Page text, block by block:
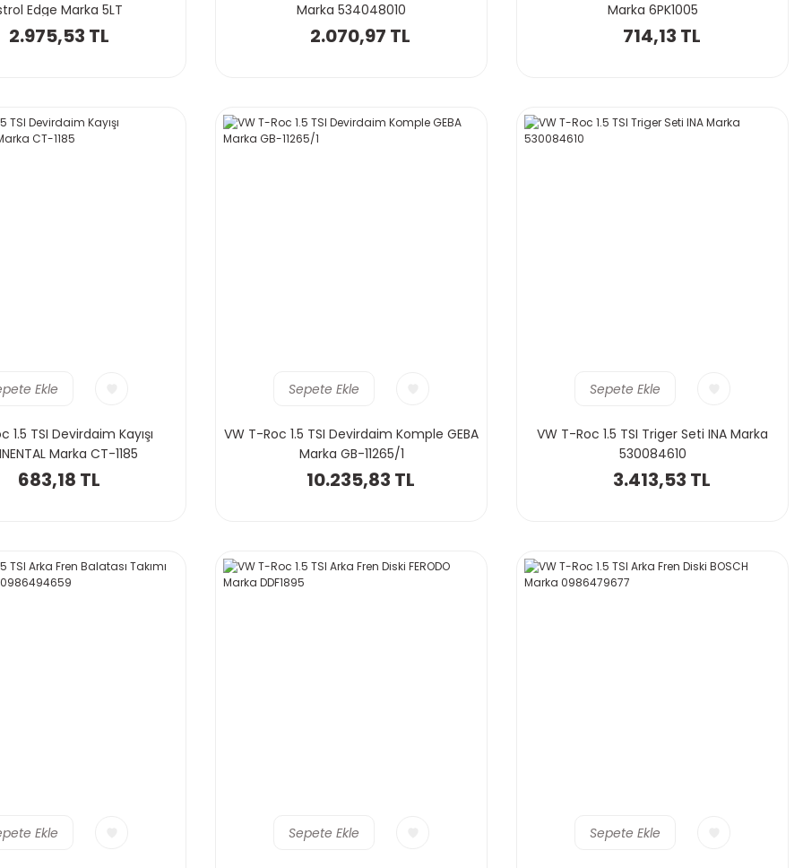
Edge Marka 5LT
2.975,53 TL
Marka 534048010
2.070,97 TL
Marka 6PK1005
714,13 TL
Ekle
1.5 TSI Devirdaim Kayışı
Marka CT-1185
683,18 TL
Sepete Ekle
VW T-Roc 1.5 TSI Devirdaim Komple GEBA
Marka GB-11265/1
10.235,83 TL
Sepete Ekle
VW T-Roc 1.5 TSI Triger Seti INA Marka
530084610
3.413,53 TL
Ekle Sepete Ekle Sepete Ekle